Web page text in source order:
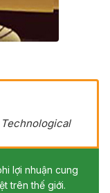
lợi nhuận cung
trên thế giới.